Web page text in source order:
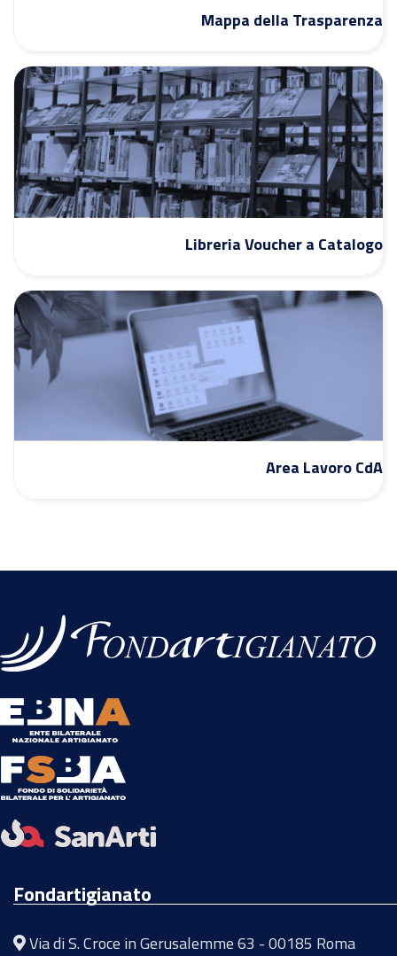
Mappa della Trasparenza
Libreria Voucher a Catalogo
Area Lavoro CdA
Fondartigianato
Via di S. Croce in Gerusalemme 63 - 00185 Roma